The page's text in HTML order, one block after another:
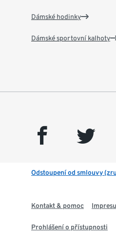
Dámské hodinky
Dámské sportovní kalhoty
facebook twitter
Odstoupení od smlouvy
Kontakt & pomoc
Prohlášení o přístupnosti